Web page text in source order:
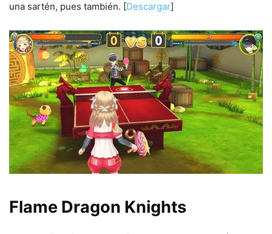
una sartén, pues también. [Descargar]
Flame Dragon Knights